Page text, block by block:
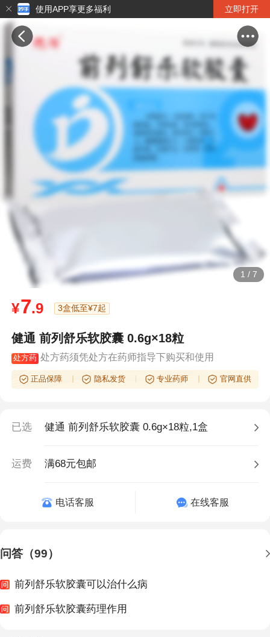
使用APP享更多福利 立即打开
1 / 7
¥7.9 3盒低至¥7起
健通 前列舒乐软胶囊 0.6g×18粒
处方药 处方药须凭处方在药师指导下购买和使用
正品保障 隐私发货 专业药师 官网直供
已选 健通 前列舒乐软胶囊 0.6g×18粒,1盒
运费 满68元包邮
电话客服 在线客服
问答（99）
前列舒乐软胶囊可以治什么病
前列舒乐软胶囊药理作用